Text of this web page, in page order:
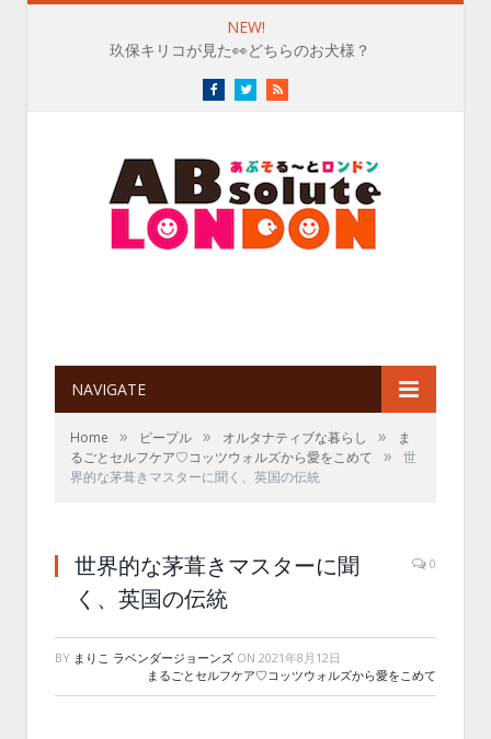
NEW!
玖保キリコが見た👀どちらのお犬様？
FacebookTwitterRSS
NAVIGATE
Home » ピープル » オルタナティブな暮らし »
ま
るごとセルフケア♡コッツウォルズから愛をこめて
»
世
界的な茅葺きマスターに聞く、英国の伝統
世界的な茅葺きマスターに聞
く、英国の伝統
0
BY まりこ ラベンダージョーンズ ON 2021年8月12日
まるごとセルフケア♡コッツウォルズから愛をこめて